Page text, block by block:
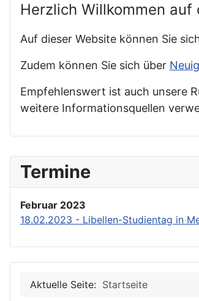
Termine
Februar 2023
18.02.2023 - Libellen-Studientag in
Herzlich Willkommen auf
Auf dieser Website können Sie
Zudem können Sie sich über
Empfehlenswert ist auch unsere
weitere Informationsquellen
Aktuelle Seite: Startseite